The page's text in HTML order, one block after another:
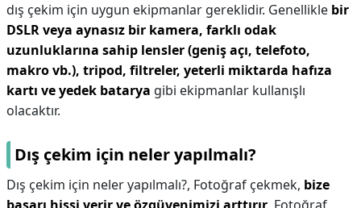
dış çekim için uygun ekipmanlar gereklidir. Genellikle bir
DSLR veya aynasız bir kamera, farklı odak
uzunluklarına sahip lensler (geniş açı, telefoto,
makro vb.), tripod, filtreler, yeterli miktarda hafıza
kartı ve yedek batarya gibi ekipmanlar kullanışlı
olacaktır.
Dış çekim için neler yapılmalı?
Dış çekim için neler yapılmalı?, Fotoğraf çekmek, bize